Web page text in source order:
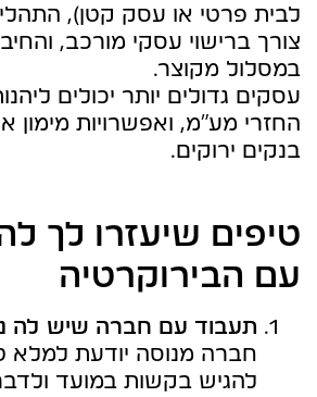
לבית פרטי או עסק קטן),
צורך ברישוי עסקי מורכב,
במסלול מקוצר.
עסקים גדולים יותר יכולים
החזרי מע"מ, ואפשרויות מימון
בנקים ירוקים.
טיפים שיעזרו לך
עם הבירוקרטיה
תעבוד עם חברה שיש לה
חברה מנוסה יודעת למלא
להגיש בקשות במועד